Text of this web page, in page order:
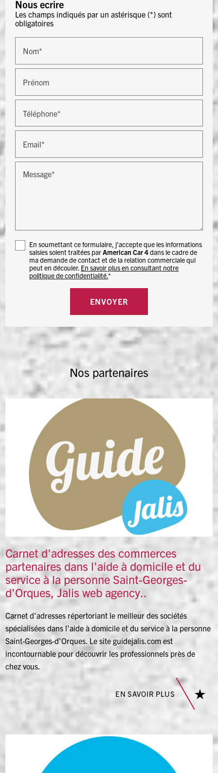
Nous ecrire
Les champs indiqués par un astérisque (*) sont
obligatoires
Nom*
Prénom
Téléphone*
Email*
Message*
En soumettant ce formulaire, j'accepte que les informations
saisies soient traitées parAmerican Car 4dans le cadre de
ma demande de contact et de la relation commerciale qui
peut en découler. En savoir plus en consultant notre
politique de confidentialité.*
Nos partenaires
Carnet d'adresses des commerces
partenaires dans l'aide à domicile et du
service à la personne Saint-Georges-
d'Orques, Jalis web agency..
Carnet d'adresses répertoriant le meilleur des sociétés
spécialisées dans l'aide à domicile et du service à la personne
Saint-Georges-d'Orques. Le site guidejalis.com est
incontournable pour découvrir les professionnels près de
chez vous.
EN SAVOIR PLUS